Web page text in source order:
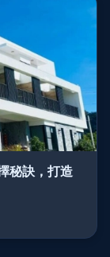
秘訣，打造